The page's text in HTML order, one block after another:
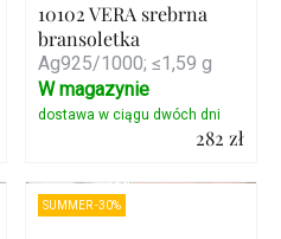
10102 VERA srebrna
bransoletka
Ag925/1000; ≤1,59 g
282 zł
Szczegóły
W magazynie
SUMMER -30%